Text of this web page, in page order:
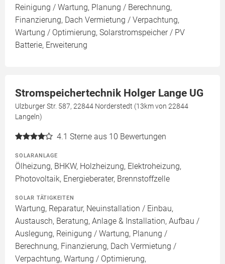
Reinigung / Wartung, Planung / Berechnung,
Finanzierung, Dach Vermietung / Verpachtung,
Wartung / Optimierung, Solarstromspeicher / PV
Batterie, Erweiterung
Stromspeichertechnik Holger Lange UG
Ulzburger Str. 587, 22844 Norderstedt (13km von 22844
Langeln)
4.1 Sterne aus 10 Bewertungen
SOLARANLAGE
Ölheizung, BHKW, Holzheizung, Elektroheizung,
Photovoltaik, Energieberater, Brennstoffzelle
SOLAR TÄTIGKEITEN
Wartung, Reparatur, Neuinstallation / Einbau,
Austausch, Beratung, Anlage & Installation, Aufbau /
Auslegung, Reinigung / Wartung, Planung /
Berechnung, Finanzierung, Dach Vermietung /
Verpachtung, Wartung / Optimierung,